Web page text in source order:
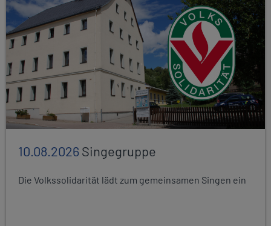
10.08.2026Singegruppe
Die Volkssolidarität lädt zum gemeinsamen Singen ein